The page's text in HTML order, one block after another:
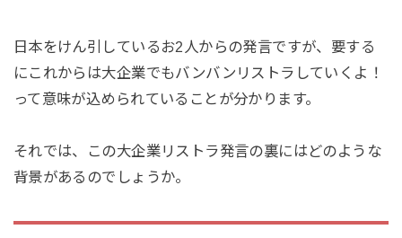
日本をけん引しているお2人からの発言ですが、要する
にこれからは大企業でもバンバンリストラしていくよ！
って意味が込められていることが分かります。
それでは、この大企業リストラ発言の裏にはどのような
背景があるのでしょうか。